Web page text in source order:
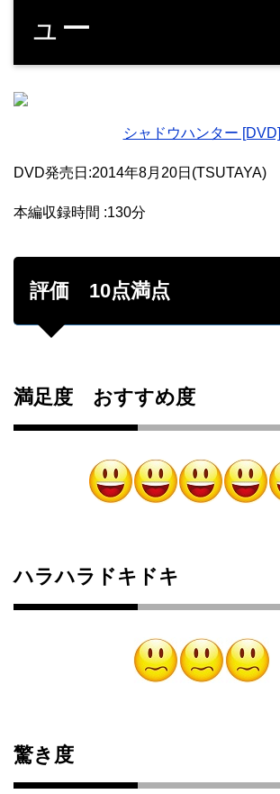
ュー
シャドウハンター [DVD]
DVD発売日:2014年8月20日(TSUTAYA)
本編収録時間 :130分
評価 10点満点
満足度 おすすめ度
ハラハラドキドキ
驚き度